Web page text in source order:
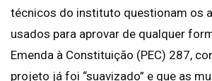
técnicos do instituto questionam os
usados para aprovar de qualquer
Emenda à Constituição (PEC) 287,
projeto já foi “suavizado” e que as